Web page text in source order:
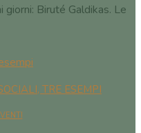
giorni: Biruté Galdikas. Le
TRE ESEMPI